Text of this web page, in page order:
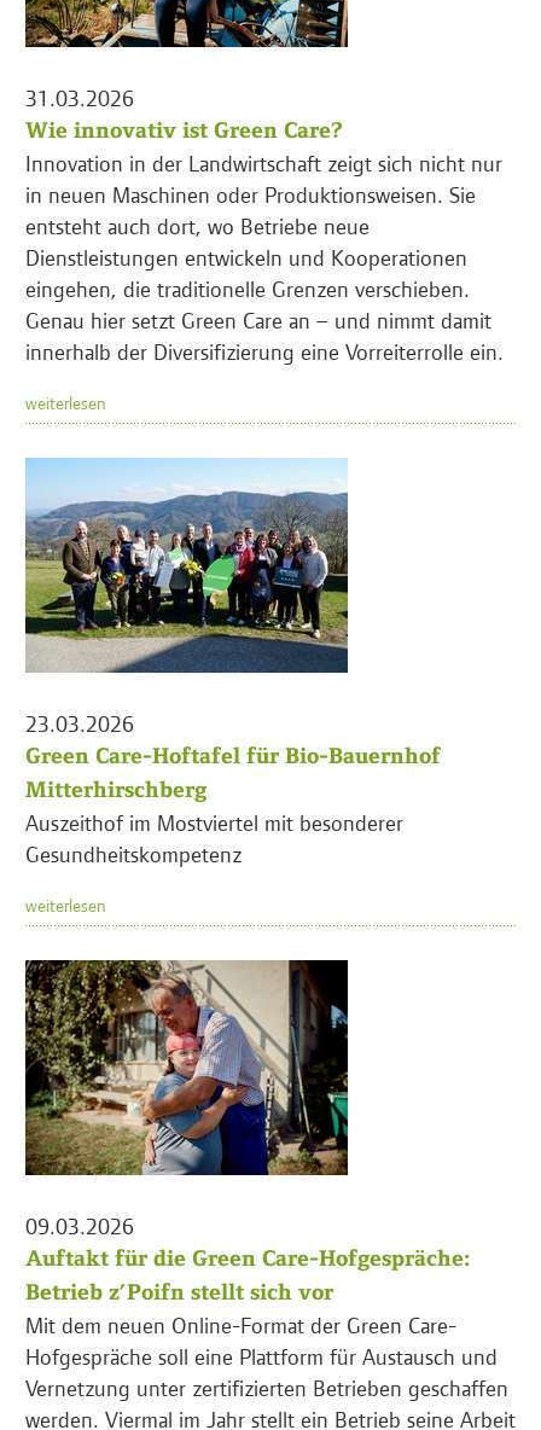
31.03.2026
Wie innovativ ist Green Care?
Innovation in der Landwirtschaft zeigt sich nicht nur
in neuen Maschinen oder Produktionsweisen. Sie
entsteht auch dort, wo Betriebe neue
Dienstleistungen entwickeln und Kooperationen
eingehen, die traditionelle Grenzen verschieben.
Genau hier setzt Green Care an – und nimmt damit
innerhalb der Diversifizierung eine Vorreiterrolle ein.
weiterlesen
23.03.2026
Green Care-Hoftafel für Bio-Bauernhof
Mitterhirschberg
Auszeithof im Mostviertel mit besonderer
Gesundheitskompetenz
weiterlesen
09.03.2026
Auftakt für die Green Care-Hofgespräche:
Betrieb z’Poifn stellt sich vor
Mit dem neuen Online-Format der Green Care-
Hofgespräche soll eine Plattform für Austausch und
Vernetzung unter zertifizierten Betrieben geschaffen
werden. Viermal im Jahr stellt ein Betrieb seine Arbeit